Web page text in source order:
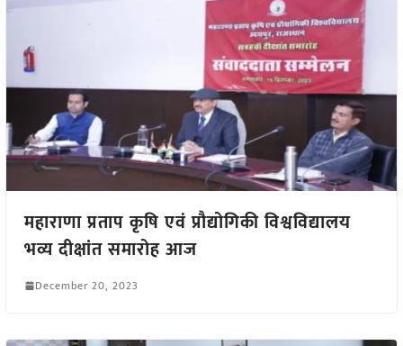
महाराणा प्रताप कृषि एवं प्रौद्योगिकी विश्वविद्यालय
भव्य दीक्षांत समारोह आज
December 20, 2023